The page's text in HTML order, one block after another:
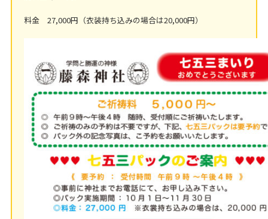
料金 27,000円（衣装持ち込みの場合は20,000円）